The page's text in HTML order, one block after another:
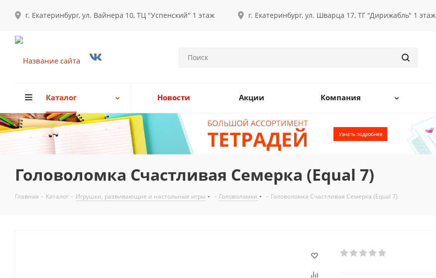
г. Екатеринбург, ул. Вайнера 10, ТЦ "Успенский" 1 этаж г. Екатеринбург, ул. Шварца 17, ТГ "Дирижабль" 1 этаж
Каталог Новости Акции Компания
Головоломка Счастливая Семерка (Equal 7)
Главная - Каталог - Игрушки, развивающие и настольные игры - Головоломки - Головоломка Счастливая Семерка (Equal 7)